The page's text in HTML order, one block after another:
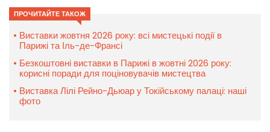
ПРОЧИТАЙТЕ ТАКОЖ
Виставки жовтня 2026 року: всі мистецькі події в
Парижі та Іль-де-Франсі
Безкоштовні виставки в Парижі в жовтні 2026 року:
корисні поради для поціновувачів мистецтва
Виставка Лілі Рейно-Дьюар у Токійському палаці: наші
фото